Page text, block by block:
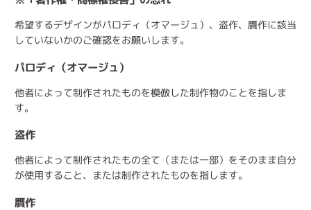
希望するデザインがパロディ（オマージュ）、盗作、贋作に該当
していないかのご確認をお願いします。
パロディ（オマージュ）
他者によって制作されたものを模倣した制作物のことを指しま
す。
盗作
他者によって制作されたもの全て（または一部）をそのまま自分
が使用すること、または制作されたものを指します。
贋作